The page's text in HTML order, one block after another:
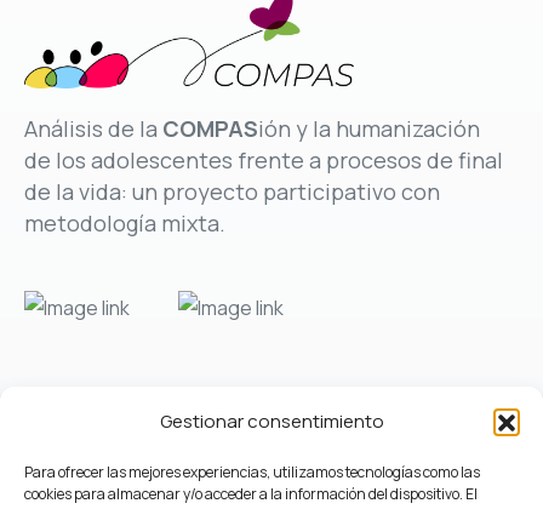
Gestionar consentimiento
Para ofrecer las mejores experiencias, utilizamos tecnologías como las
cookies para almacenar y/o acceder a la información del dispositivo. El
Análisis de la COMPASión y la humanización
de los adolescentes frente a procesos de final
de la vida: un proyecto participativo con
metodología mixta.
Comunicación